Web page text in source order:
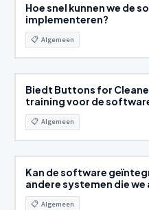
Hoe snel kunnen we de
implementeren?
📋 Algemeen
Biedt Buttons for
training voor de
📋 Algemeen
Kan de software
andere systemen die we
📋 Algemeen